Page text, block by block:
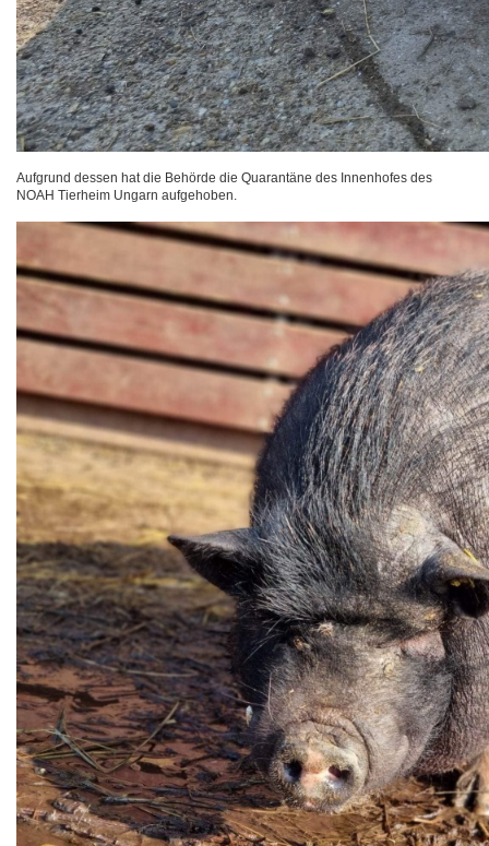
Aufgrund dessen hat die Behörde die Quarantäne des Innenhofes des
NOAH Tierheim Ungarn aufgehoben.